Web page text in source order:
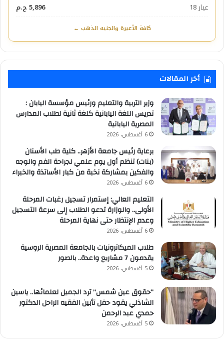
عيار 18
5,896 ج.م
كافة الأعيرة والجنيه الذهب ←
أخر المقالات
وزير التربية والتعليم ورئيس مؤسسة اليابان :
تدريس اللغة اليابانية كلغة ثانية لطلاب المدارس
المصرية اليابانية
6 أغسطس، 2026
برعاية رئيس جامعة الأزهر.. كلية طب الأسنان
(بنات) تنظم أول يوم علمي لجراحة الفم والوجه
والفكين بمشاركة نخبة من كبار الأساتذة والخبراء
6 أغسطس، 2026
التعليم العالي: إستمرار تسجيل رغبات المرحلة
الأولى.. والوزارة تدعو الطلاب إلى سرعة التسجيل
وعدم الإنتظار حتى نهاية المرحلة
6 أغسطس، 2026
طلاب الميكاترونيات بالجامعة المصرية الروسية
يقدمون 7 مشاريع واعدة.. بالصور
5 أغسطس، 2026
“حقوق عين شمس” ترد الجميل لعلمائها.. ياسين
الشاذلي يقود حفل تأبين الفقيه الراحل الدكتور
حمدي عبد الرحمن
5 أغسطس، 2026